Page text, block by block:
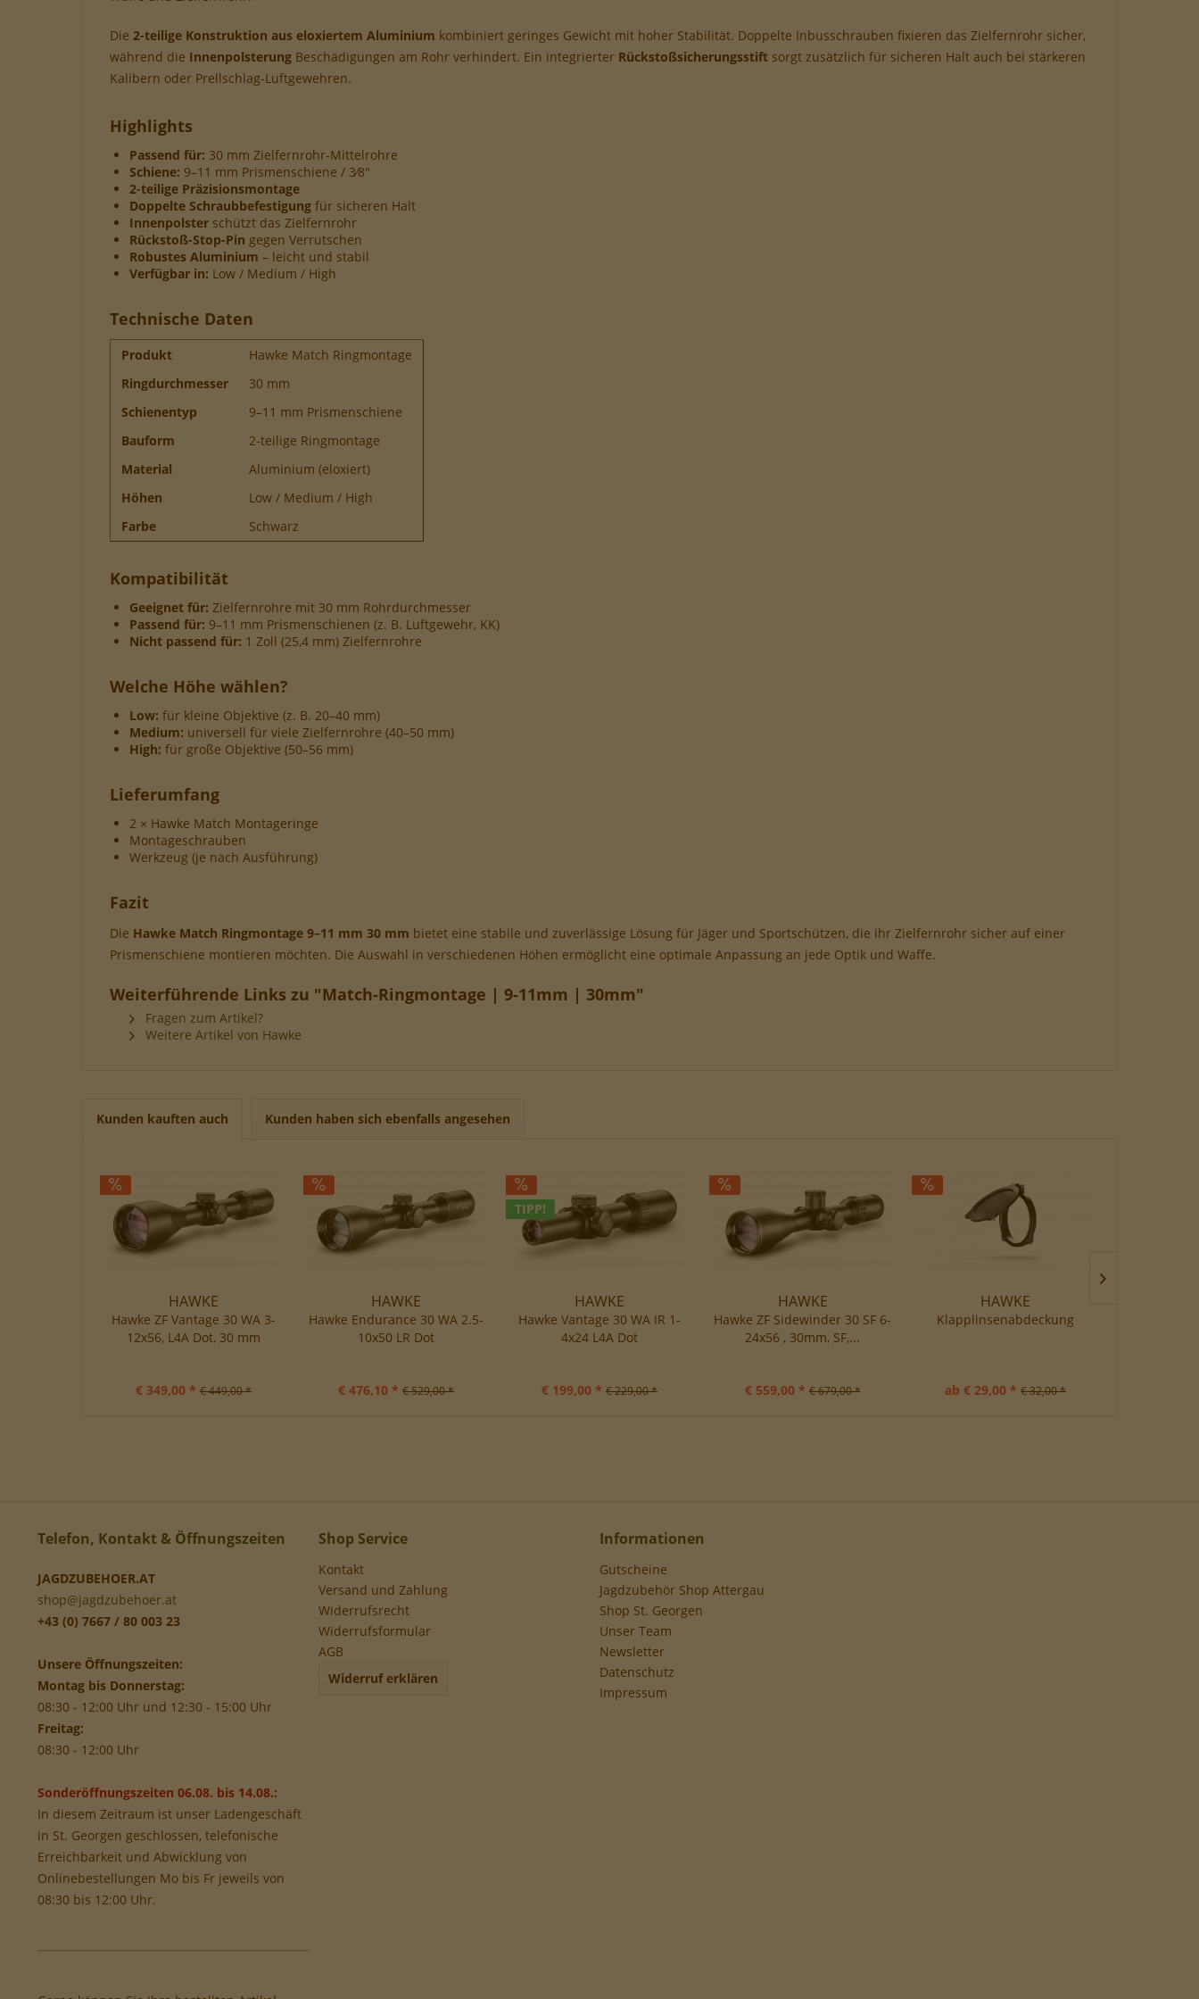
sicherzustellen.
Funktionale Cookies, um die Leistung der Webseite sicherzustellen.
Die 2-teilige Konstruktion aus eloxiertem Aluminium kombiniert geringes Gewicht mit hoher Stabilität. Doppelte Inbusschrauben fixieren das Zielfernrohr sicher,
während die Innenpolsterung Beschädigungen am Rohr verhindert. Ein integrierter Rückstoßsicherungsstift sorgt zusätzlich für sicheren Halt auch bei stärkeren
Kalibern oder Prellschlag-Luftgewehren.
Highlights
Passend für: 30 mm Zielfernrohr-Mittelrohre
Schiene: 9–11 mm Prismenschiene / 3⁄8"
2-teilige Präzisionsmontage
Doppelte Schraubbefestigung für sicheren Halt
Innenpolster schützt das Zielfernrohr
Rückstoß-Stop-Pin gegen Verrutschen
Robustes Aluminium – leicht und stabil
Verfügbar in: Low / Medium / High
Technische Daten
Produkt
Hawke Match Ringmontage
Ringdurchmesser
30 mm
Schienentyp
9–11 mm Prismenschiene
Bauform
2-teilige Ringmontage
Material
Aluminium (eloxiert)
Höhen
Low / Medium / High
Farbe
Schwarz
Kompatibilität
Geeignet für: Zielfernrohre mit 30 mm Rohrdurchmesser
Passend für: 9–11 mm Prismenschienen (z. B. Luftgewehr, KK)
Nicht passend für: 1 Zoll (25,4 mm) Zielfernrohre
Welche Höhe wählen?
Low: für kleine Objektive (z. B. 20–40 mm)
Medium: universell für viele Zielfernrohre (40–50 mm)
High: für große Objektive (50–56 mm)
Lieferumfang
2 × Hawke Match Montageringe
Montageschrauben
Werkzeug (je nach Ausführung)
Fazit
Die Hawke Match Ringmontage 9–11 mm 30 mm bietet eine stabile und zuverlässige Lösung für Jäger und Sportschützen, die ihr Zielfernrohr sicher auf einer
Prismenschiene montieren möchten. Die Auswahl in verschiedenen Höhen ermöglicht eine optimale Anpassung an jede Optik und Waffe.
Weiterführende Links zu "Match-Ringmontage | 9-11mm | 30mm"
Fragen zum Artikel?
Weitere Artikel von Hawke
Kunden kauften auch Kunden haben sich ebenfalls angesehen
HAWKE
Hawke ZF Vantage 30 WA 3-
12x56, L4A Dot, 30 mm
€ 349,00 * € 449,00 *
HAWKE
Hawke Endurance 30 WA 2.5-
10x50 LR Dot
€ 476,10 * € 529,00 *
TIPP!
HAWKE
Hawke Vantage 30 WA IR 1-
4x24 L4A Dot
€ 199,00 * € 229,00 *
HAWKE
Hawke ZF Sidewinder 30 SF 6-
24x56 , 30mm, SF,...
€ 559,00 * € 679,00 *
HAWKE
Klapplinsenabdeckung
ab € 29,00 * € 32,00 *
Telefon, Kontakt & Öffnungszeiten
JAGDZUBEHOER.AT
shop@jagdzubehoer.at
+43 (0) 7667 / 80 003 23
Unsere Öffnungszeiten:
Montag bis Donnerstag:
08:30 - 12:00 Uhr und 12:30 - 15:00 Uhr
Freitag:
08:30 - 12:00 Uhr
Sonderöffnungszeiten 06.08. bis 14.08.:
In diesem Zeitraum ist unser Ladengeschäft
in St. Georgen geschlossen, telefonische
Erreichbarkeit und Abwicklung von
Onlinebestellungen Mo bis Fr jeweils von
08:30 bis 12:00 Uhr.
Shop Service
Kontakt
Versand und Zahlung
Widerrufsrecht
Widerrufsformular
AGB
Widerruf erklären
Informationen
Gutscheine
Jagdzubehör Shop Attergau
Shop St. Georgen
Unser Team
Newsletter
Datenschutz
Impressum